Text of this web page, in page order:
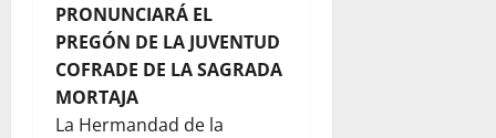
PRONUNCIARÁ EL
PREGÓN DE LA JUVENTUD
COFRADE DE LA SAGRADA
MORTAJA
La Hermandad de la